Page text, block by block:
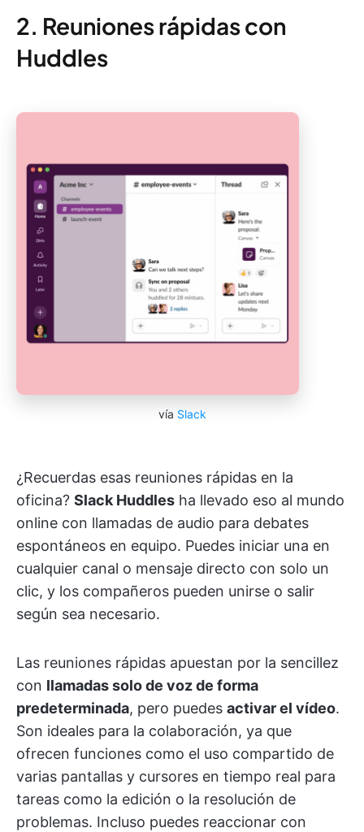
2. Reuniones rápidas con
Huddles
vía Slack
¿Recuerdas esas reuniones rápidas en la
oficina? Slack Huddles ha llevado eso al mundo
online con llamadas de audio para debates
espontáneos en equipo. Puedes iniciar una en
cualquier canal o mensaje directo con solo un
clic, y los compañeros pueden unirse o salir
según sea necesario.
Las reuniones rápidas apuestan por la sencillez
con llamadas solo de voz de forma
predeterminada, pero puedes activar el vídeo.
Son ideales para la colaboración, ya que
ofrecen funciones como el uso compartido de
varias pantallas y cursores en tiempo real para
tareas como la edición o la resolución de
problemas. Incluso puedes reaccionar con